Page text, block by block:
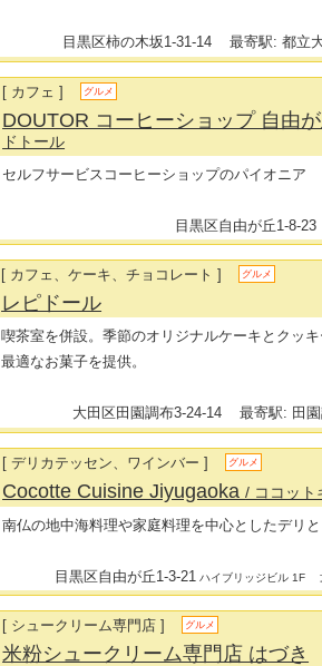
目黒区柿の木坂1-31-14 最寄駅: 都立
[ カフェ ] グルメ
DOUTOR コーヒーショップ 自由
ドトール
セルフサービスコーヒーショップのパイオニア
目黒区自由が丘1-8-23
[ カフェ、ケーキ、チョコレート ] グルメ
レピドール
喫茶室を併設。季節のオリジナルケーキとクッ
最適なお菓子を提供。
大田区田園調布3-24-14 最寄駅: 田園
[ デリカテッセン、ワインバー ] グルメ
Cocotte Cuisine Jiyugaoka/ ココット
南仏の地中海料理や家庭料理を中心としたデリ
目黒区自由が丘1-3-21 ハイブリッジビル 1F
[ シュークリーム専門店 ] グルメ
米粉シュークリーム専門店 はづき